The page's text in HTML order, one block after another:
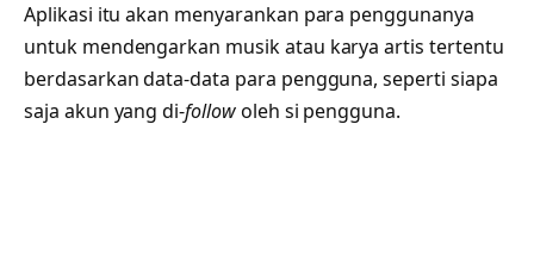
Aplikasi itu akan menyarankan para penggunanya
untuk mendengarkan musik atau karya artis tertentu
berdasarkan data-data para pengguna, seperti siapa
saja akun yang di-followoleh si pengguna.